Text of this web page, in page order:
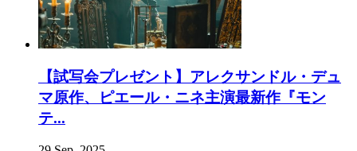
【試写会プレゼント】アレクサンドル・デュ
マ原作、ピエール・ニネ主演最新作『モン
テ...